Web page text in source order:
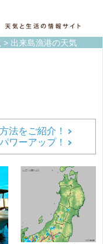
> 出来島漁港の天気
法をご紹介！
ワーアップ！